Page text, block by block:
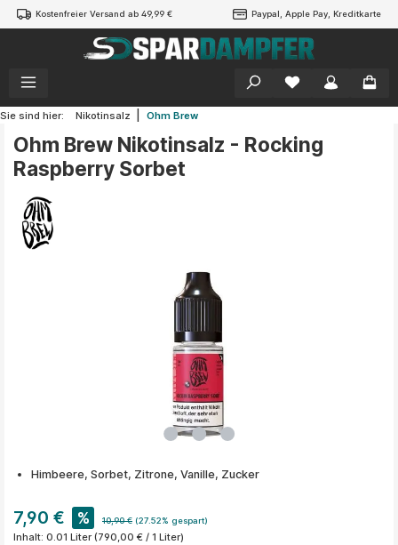
springen
Kostenfreier Versand ab 49,99 € Paypal, Apple Pay, Kreditkarte
Sie sind hier: Nikotinsalz Ohm Brew
Ohm Brew Nikotinsalz - Rocking
Raspberry Sorbet
Himbeere, Sorbet, Zitrone, Vanille, Zucker
7,90 € % 10,90 € (27.52% gespart)
Inhalt: 0.01 Liter (790,00 € / 1 Liter)